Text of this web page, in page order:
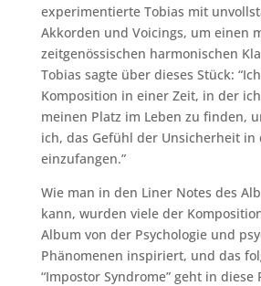
experimentierte Tobias mit
Akkorden und Voicings, um einen
zeitgenössischen harmonischen
Tobias sagte über dieses Stück:
Komposition in einer Zeit, in der
meinen Platz im Leben zu finden,
ich, das Gefühl der Unsicherheit in
einzufangen.”
Wie man in den Liner Notes des
kann, wurden viele der
Album von der Psychologie und
Phänomenen inspiriert, und das
“Impostor Syndrome” geht in diese